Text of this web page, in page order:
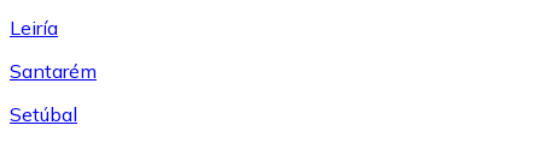
Leiría
Santarém
Setúbal